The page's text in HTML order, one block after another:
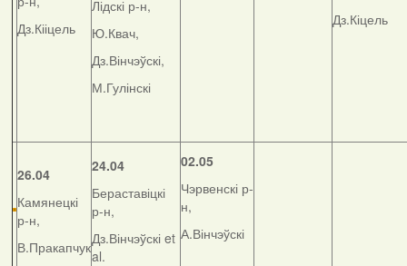
Дз.Кііцель
Лідскі р-н,
Ю.Квач,
Дз.Вінчэўскі,
М.Гулінскі
Дз.Кіцель
26.04
Камянецкі
р-н,
В.Пракапчук
24.04
Бераставіцкі
р-н,
Дз.Вінчэўскі et
al.
02.05
Чэрвенскі р-
н,
А.Вінчэўскі